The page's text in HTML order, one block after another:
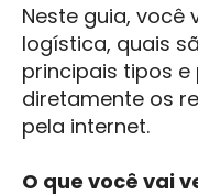
Neste guia, você
logística, quais
principais tipos
diretamente os
pela internet.
O que você vai